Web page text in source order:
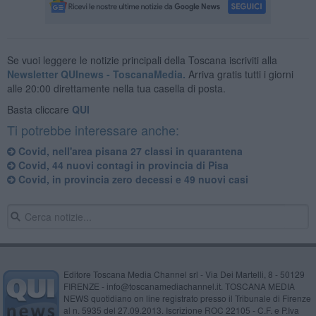
Se vuoi leggere le notizie principali della Toscana iscriviti alla
Newsletter QUInews - ToscanaMedia. Arriva gratis tutti i giorni
alle 20:00 direttamente nella tua casella di posta.
Basta cliccare QUI
Ti potrebbe interessare anche:
Covid, nell'area pisana 27 classi in quarantena
Covid, 44 nuovi contagi in provincia di Pisa
Covid, in provincia zero decessi e 49 nuovi casi
Editore Toscana Media Channel srl - Via Dei Martelli, 8 - 50129
FIRENZE - info@toscanamediachannel.it. TOSCANA MEDIA
NEWS quotidiano on line registrato presso il Tribunale di Firenze
al n. 5935 del 27.09.2013. Iscrizione ROC 22105 - C.F. e P.Iva